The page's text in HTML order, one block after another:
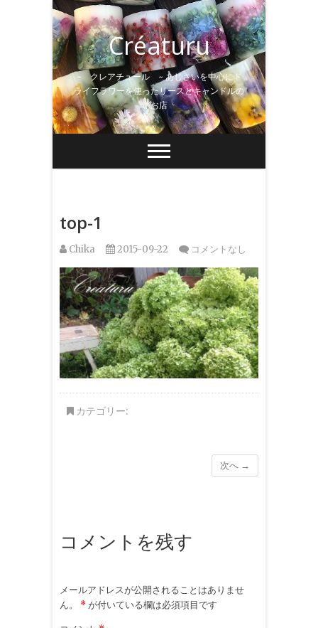
Skip
to
content
Créaturu
~ クレアチュール ~ あじさいを中心にド
ライフラワーを使ったリースとキャンドルの
お店
top-1
Chika 2015-09-22 コメントなし
カテゴリー:
次へ →
コメントを残す
メールアドレスが公開されることはありませ
ん。
*が付いている欄は必須項目です